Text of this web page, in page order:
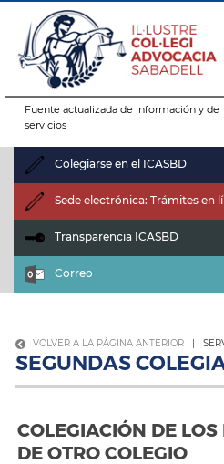
Fuente actualizada de información y de
servicios
Colegiarse en el ICASBD
Sede electrónica: Trámites en
Transparencia ICASBD
Correo
VOLVER A LA PÁGINA ANTERIOR |
SEGUNDAS
COLEGIACIÓN DE LOS
DE OTRO COLEGIO